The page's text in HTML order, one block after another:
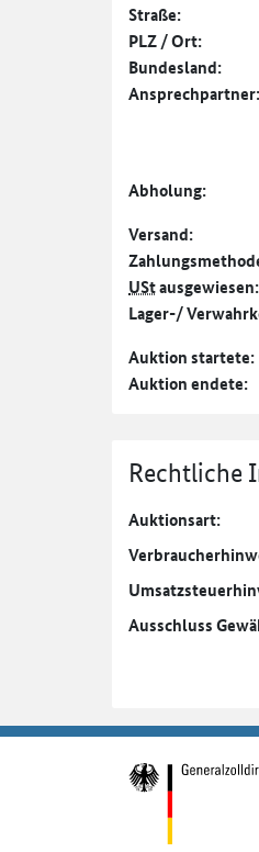
Straße:
PLZ / Ort:
Bundesland:
Ansprechpartner:
Abholung:
Versand:
UStausgewiesen:
Lager-/
Auktion startete:
Auktion endete:
Rechtliche
Auktionsart:
Ausschluss